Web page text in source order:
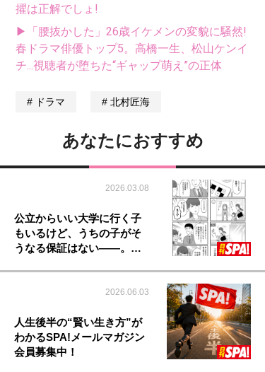
擢は正解でしょ!
▶「腰抜かした」26歳イケメンの変貌に騒然!
春ドラマ俳優トップ5。高橋一生、松山ケンイ
チ...視聴者が堕ちた“ギャップ萌え”の正体
ドラマ 北村匠海
あなたにおすすめ
2026.03.08
公立からいい大学に行く子
もいるけど、うちの子がそ
うなる保証はない――。…
2026.06.03
人生後半の“賢い生き方”が
わかるSPA!メールマガジン
会員募集中！